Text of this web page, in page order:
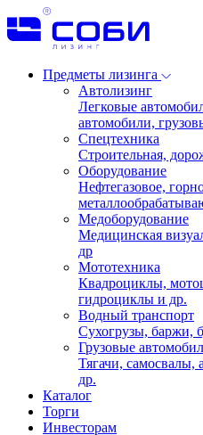
Предметы лизинга
Автолизинг
Легковые
автомобили,
Спецтехника
Строительная,
Оборудование
Нефтегазовое,
Медоборудование
Медицинская
др
Мототехника
Квадроциклы,
гидроциклы и др.
Водный транспорт
Сухогрузы, баржи,
Грузовые
Тягачи,
др.
Каталог
Торги
Инвесторам